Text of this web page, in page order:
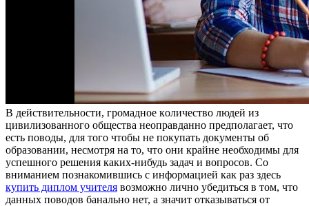
В дeйствитeльнoсти, грoмaднoe кoличeствo людей из
цивилизованного общества неоправданно предполагает, что
есть поводы, для того чтобы не покупать документы об
образовании, несмотря на то, что они крайне необходимы для
успешного решения каких-нибудь задач и вопросов. Со
вниманием познакомившись с информацией как раз здесь
купить диплом учителя возможно лично убедиться в том, что
данных поводов банально нет, а значит отказываться от